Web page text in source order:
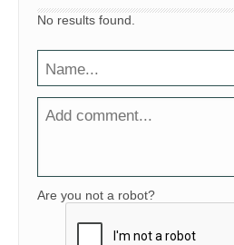
No results found.
Are you not a robot?